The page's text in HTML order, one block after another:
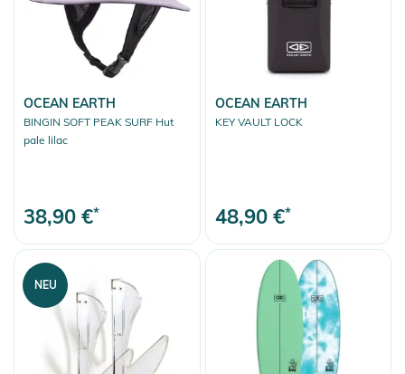
OCEAN EARTH
BINGIN SOFT PEAK SURF Hut
pale lilac
38,90 €*
OCEAN EARTH
KEY VAULT LOCK
48,90 €*
NEU